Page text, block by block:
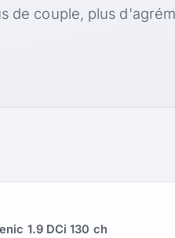
de couple, plus
1.9 DCi 130 ch